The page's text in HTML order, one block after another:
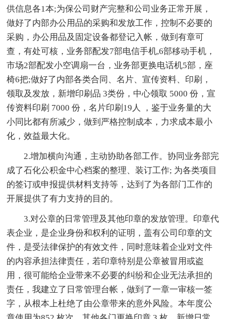
供信息各1本;为保公司财产完整和公司业务正常开展，
做好了内部办公用品的采购和发放工作，控制不必要的
采购，办公用品及固定设备都登记入帐，做到有章可
查，有处可核，业务部配发7部电信手机,6部移动手机，
市场2部配发小空调扇一台，业务部更换电话机5部，座
椅6把;做好了内部各类合同、名片、宣传资料、印刷，
领取及发放，新增印刷品 3类份，中心领取 5000 份，宣
传资料印刷 7000 份，名片印刷19人 ，鉴于业务量的大
小同比都有所减少，做到严格控制成本，力求成本最小
化，效益最大化。
2.增加横向沟通，主动协助各部工作。协同业务部完
成了石化公积金中心档案的整理、装订工作; 为各类项目
的签订或申报提供材料支持等，达到了为各部门工作的
开展提供了有力支持的目的。
3.对公章的日常管理及其他印章的发放管理。印章代
表企业，是企业身份和权利的证明，盖有公司印章的文
件，是受法律保护的有效文件，同时意味着企业对文件
的内容承担法律责任，若印章特别是公章被冒用或盗
用，很可能给企业带来不必要的纠纷和企业无法承担的
责任，我建立了日常管理台帐，做到了一章一审核一签
字，从根本上杜绝了由公章带来的意外风险。本年度公